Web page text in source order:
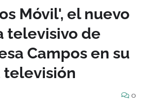
Móvil', el nuevo
televisivo de
Campos en su
televisión
0